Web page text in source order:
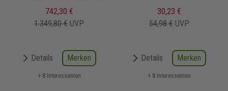
742,30 €
1.349,80 € UVP
Details Merken
+ 8 Interessenten
30,23 €
54,98 € UVP
Details Merken
+ 8 Interessenten